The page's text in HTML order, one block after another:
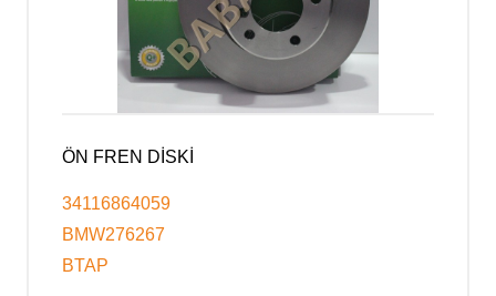
ÖN FREN DİSKİ
34116864059
BMW276267
BTAP